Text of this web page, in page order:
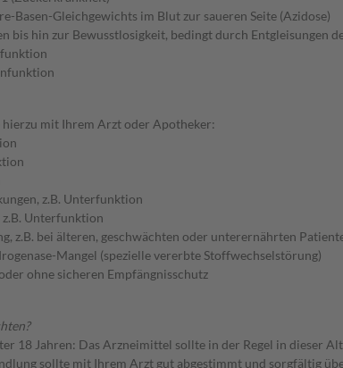
Basen-Gleichgewichts im Blut zur saueren Seite (Azidose)
bis hin zur Bewusstlosigkeit, bedingt durch Entgleisungen
hierzu mit Ihrem Arzt oder Apotheker:
z.B. Unterfunktion
Unterfunktion
z.B. bei älteren, geschwächten oder unterernährten
Mangel (spezielle vererbte Stoffwechselstörung)
ohne sicheren Empfängnisschutz
18 Jahren: Das Arzneimittel sollte in der Regel in dieser
sollte mit Ihrem Arzt gut abgestimmt und sorgfältig